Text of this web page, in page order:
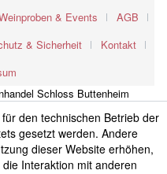
& Events
AGB
& Sicherheit
Kontakt
Schloss Buttenheim
den technischen Betrieb der
gesetzt werden. Andere
dieser Website erhöhen,
Interaktion mit anderen